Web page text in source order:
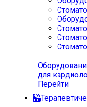
для
Перейти